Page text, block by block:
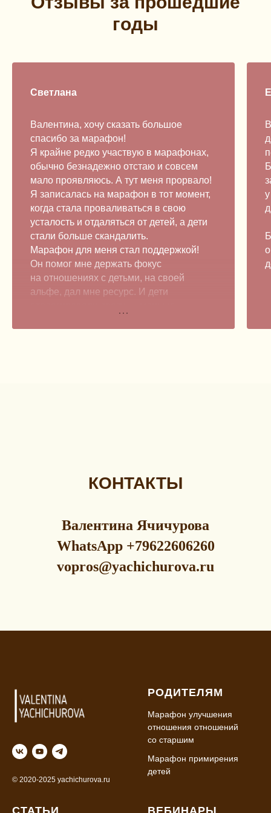
годы
Светлана
Валентина, хочу сказать большое
спасибо за марафон!
Я крайне редко участвую в марафонах,
обычно безнадежно отстаю и совсем
мало проявляюсь. А тут меня прорвало!
Я записалась на марафон в тот момент,
когда стала проваливаться в свою
усталость и отдаляться от детей, а дети
стали больше скандалить.
Марафон для меня стал поддержкой!
Он помог мне держать фокус
на отношениях с детьми, на своей
альфе, дал мне ресурс. И дети
помогает в этом.КОНТАКТЫ
Валентина Ячичурова
WhatsApp +79622606260
vopros@yachichurova.ru
© 2020-2025 yachichurova.ru
РОДИТЕЛЯМ
Марафон улучшения
отношения отношений
со старшим
Марафон примирения
детей